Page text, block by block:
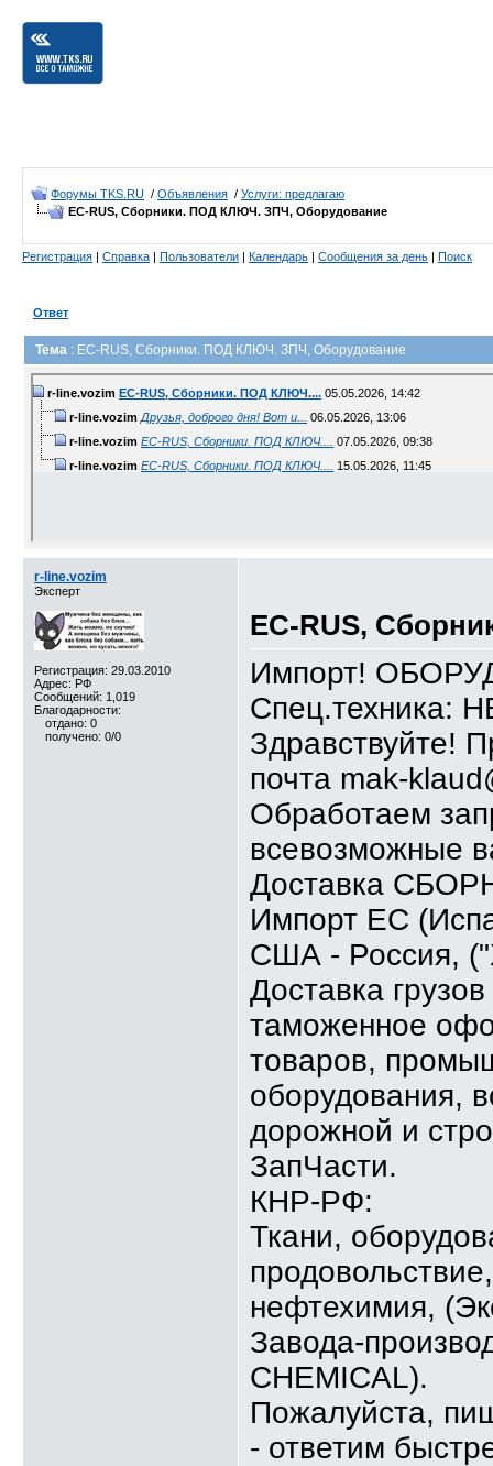
Форумы TKS.RU / Объявления / Услуги: предлагаю
ЕС-RUS, Сборники. ПОД КЛЮЧ. ЗПЧ, Оборудование
Регистрация | Справка | Пользователи | Календарь | Сообщения за день | Поиск
Ответ
Тема : ЕС-RUS, Сборники. ПОД КЛЮЧ. ЗПЧ, Оборудование
r-line.vozim ЕС-RUS, Сборники. ПОД КЛЮЧ.... 05.05.2026, 14:42
r-line.vozim Друзья, доброго дня! Вот и... 06.05.2026, 13:06
r-line.vozim ЕС-RUS, Сборники. ПОД КЛЮЧ.... 07.05.2026, 09:38
r-line.vozim ЕС-RUS, Сборники. ПОД КЛЮЧ.... 15.05.2026, 11:45
r-line.vozim
Эксперт
Регистрация: 29.03.2010
Адрес: РФ
Сообщений: 1,019
Благодарности:
отдано: 0
получено: 0/0
ЕС-RUS,
Импорт!
Спец.техника:
Здравствуйте!
почта mak-
Обработаем
всевозможные
Доставка
Импорт ЕС
США - Россия,
Доставка
таможенное
товаров,
оборудования,
дорожной и
ЗапЧасти.
КНР-РФ:
Ткани,
нефтехимия,
Завода-
CHEMICAL).
Пожалуйста,
- ответим